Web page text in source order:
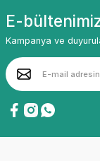
E-
Kampanya ve